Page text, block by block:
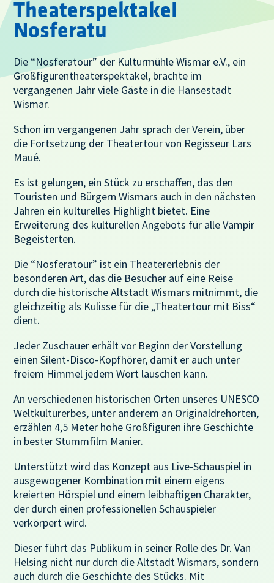
Theaterspektakel
Nosferatu
Die “Nosferatour” der Kulturmühle Wismar e.V., ein
Großfigurentheaterspektakel, brachte im
vergangenen Jahr viele Gäste in die Hansestadt
Wismar.
Schon im vergangenen Jahr sprach der Verein, über
die Fortsetzung der Theatertour von Regisseur Lars
Maué.
Es ist gelungen, ein Stück zu erschaffen, das den
Touristen und Bürgern Wismars auch in den nächsten
Jahren ein kulturelles Highlight bietet. Eine
Erweiterung des kulturellen Angebots für alle Vampir
Begeisterten.
Die “Nosferatour” ist ein Theatererlebnis der
besonderen Art, das die Besucher auf eine Reise
durch die historische Altstadt Wismars mitnimmt, die
gleichzeitig als Kulisse für die „Theatertour mit Biss“
dient.
Jeder Zuschauer erhält vor Beginn der Vorstellung
einen Silent-Disco-Kopfhörer, damit er auch unter
freiem Himmel jedem Wort lauschen kann.
An verschiedenen historischen Orten unseres UNESCO
Weltkulturerbes, unter anderem an Originaldrehorten,
erzählen 4,5 Meter hohe Großfiguren ihre Geschichte
in bester Stummfilm Manier.
Unterstützt wird das Konzept aus Live-Schauspiel in
ausgewogener Kombination mit einem eigens
kreierten Hörspiel und einem leibhaftigen Charakter,
der durch einen professionellen Schauspieler
verkörpert wird.
Dieser führt das Publikum in seiner Rolle des Dr. Van
Helsing nicht nur durch die Altstadt Wismars, sondern
auch durch die Geschichte des Stücks. Mit